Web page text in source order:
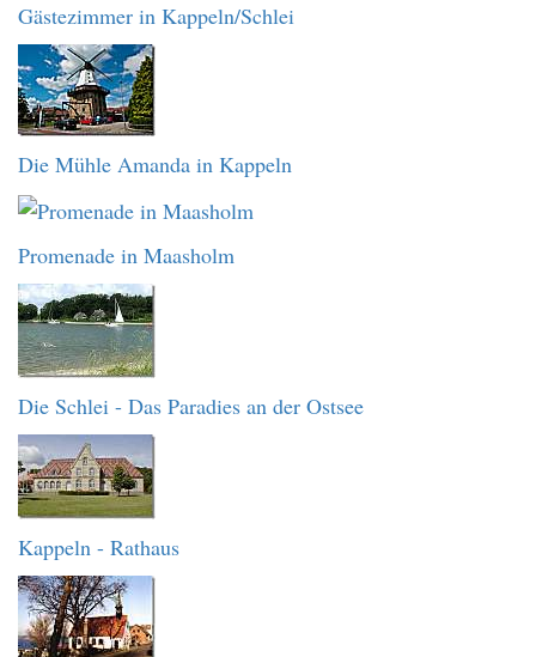
Gästezimmer in Kappeln/Schlei
Die Mühle Amanda in Kappeln
Promenade in Maasholm
Die Schlei - Das Paradies an der Ostsee
Kappeln - Rathaus